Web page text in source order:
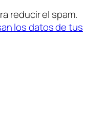
reducir el spam.
los datos de tus